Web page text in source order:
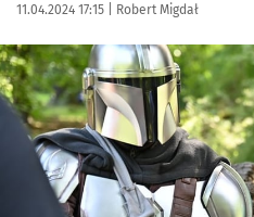
Data publikacji:
11.04.2024 17:15 | Autor:
Robert Migdał
Kliknij, aby zobaczyć galerię